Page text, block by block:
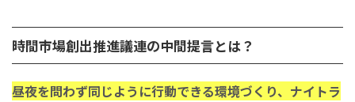
時間市場創出推進議連の中間提言とは？
昼夜を問わず同じように行動できる環境づくり、ナイトラ